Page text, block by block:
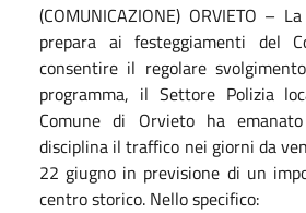
(COMUNICAZIONE) ORVIETO –
prepara ai festeggiamenti del
consentire il regolare
programma, il Settore Polizia
Comune di Orvieto ha emanato
disciplina il traffico nei giorni da
22 giugno in previsione di un
centro storico. Nello specifico: